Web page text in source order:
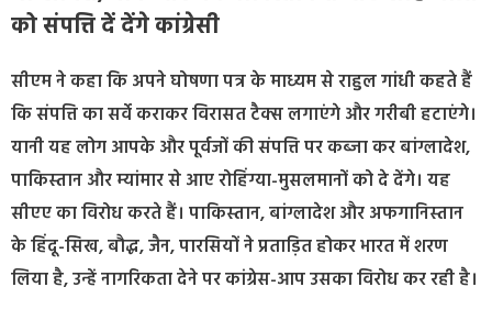
को संपत्ति दें देंगे कांग्रेसी
सीएम ने कहा कि अपने घोषणा पत्र के माध्यम से राहुल गांधी कहते हैं
कि संपत्ति का सर्वे कराकर विरासत टैक्स लगाएंगे और गरीबी हटाएंगे।
यानी यह लोग आपके और पूर्वजों की संपत्ति पर कब्जा कर बांग्लादेश,
पाकिस्तान और म्यांमार से आए रोहिंग्या-मुसलमानों को दे देंगे। यह
सीएए का विरोध करते हैं। पाकिस्तान, बांग्लादेश और अफगानिस्तान
के हिंदू-सिख, बौद्ध, जैन, पारसियों ने प्रताड़ित होकर भारत में शरण
लिया है, उन्हें नागरिकता देने पर कांग्रेस-आप उसका विरोध कर रही है।